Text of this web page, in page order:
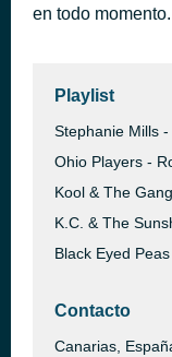
en todo momento.
Playlist
Stephanie Mills
Ohio Players -
Kool & The
K.C. & The
Black Eyed
Contacto
Canarias,